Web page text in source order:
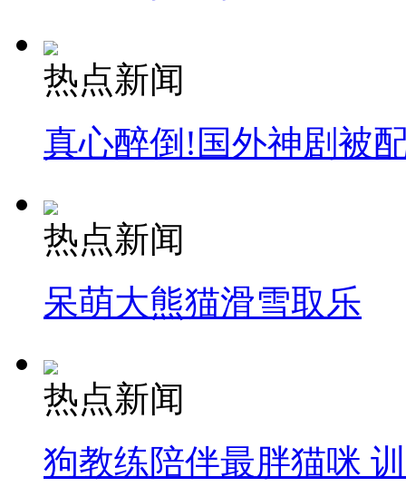
热点新闻
真心醉倒!国外神剧被
热点新闻
呆萌大熊猫滑雪取乐
热点新闻
狗教练陪伴最胖猫咪